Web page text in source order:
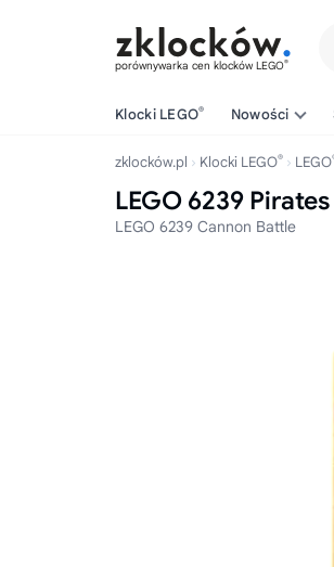
porównywarka cen klocków LEGO®
Klocki LEGO® Nowości
zklocków.pl Klocki LEGO® LEGO
LEGO 6239
LEGO 6239 Cannon Battle